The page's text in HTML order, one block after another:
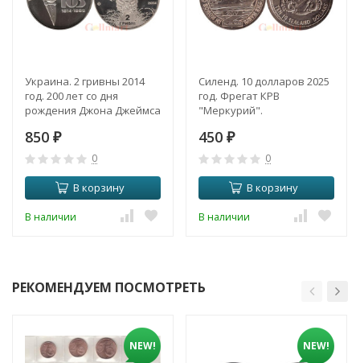
Украина. 2 гривны 2014
год. 200 лет со дня
рождения Джона Джеймса
850 ₽
0
В корзину
В наличии
Силенд. 10 долларов 2025
год. Фрегат КРВ
"Меркурий".
450 ₽
0
В корзину
В наличии
РЕКОМЕНДУЕМ ПОСМОТРЕТЬ
NEW! NEW!